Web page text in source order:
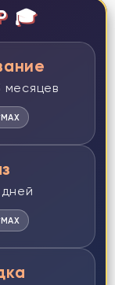
🎓
месяцев
MAX
MAX